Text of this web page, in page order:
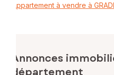
Appartement à vendre à
Annonces